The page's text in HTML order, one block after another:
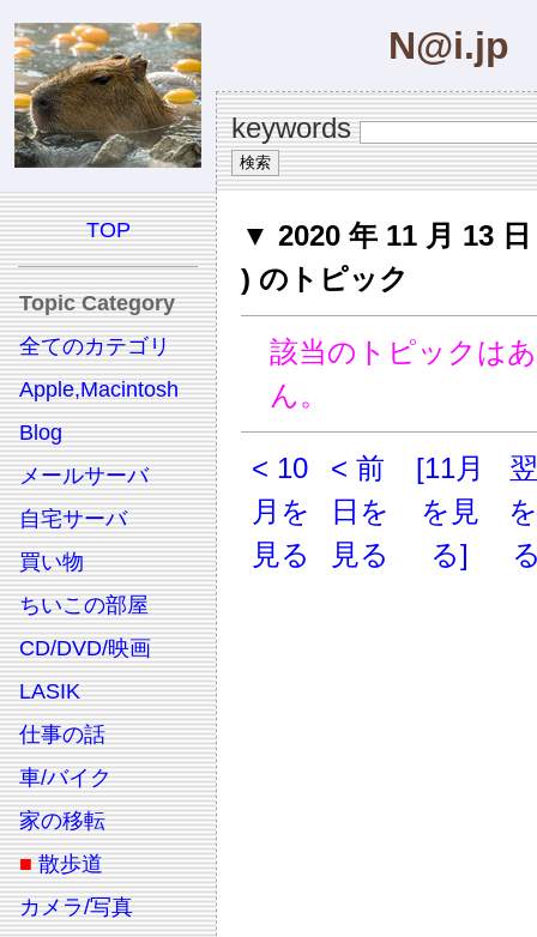
N@i.jp
keywords
TOP
Topic Category
全てのカテゴリ
Apple,Macintosh
Blog
メールサーバ
自宅サーバ
買い物
ちいこの部屋
CD/DVD/映画
LASIK
仕事の話
車/バイク
家の移転
■ 散歩道
カメラ/写真
▼ 2020 年 11 月 13
) のトピック
該当のトピックは
ん。
< 10
月を
見る
< 前
日を
見る
[11月
を見
る]